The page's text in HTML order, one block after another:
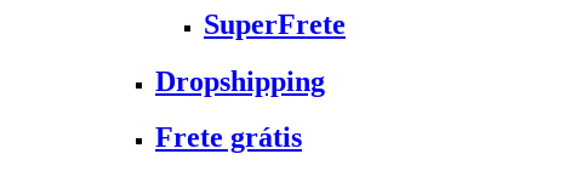
SuperFrete
Dropshipping
Frete grátis